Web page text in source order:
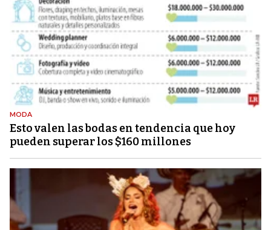
MODA
Esto valen las bodas en tendencia que hoy
pueden superar los $160 millones